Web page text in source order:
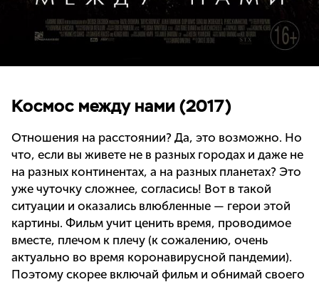
Космос между нами (2017)
Отношения на расстоянии? Да, это возможно. Но
что, если вы живете не в разных городах и даже не
на разных континентах, а на разных планетах? Это
уже чуточку сложнее, согласись! Вот в такой
ситуации и оказались влюбленные — герои этой
картины. Фильм учит ценить время, проводимое
вместе, плечом к плечу (к сожалению, очень
актуально во время коронавирусной пандемии).
Поэтому скорее включай фильм и обнимай своего